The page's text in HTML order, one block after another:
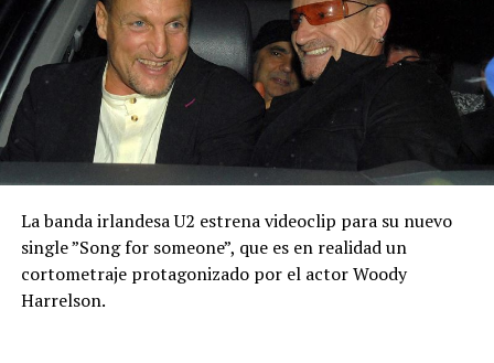
La banda irlandesa U2 estrena videoclip para su nuevo
single ”Song for someone”, que es en realidad un
cortometraje protagonizado por el actor Woody
Harrelson.